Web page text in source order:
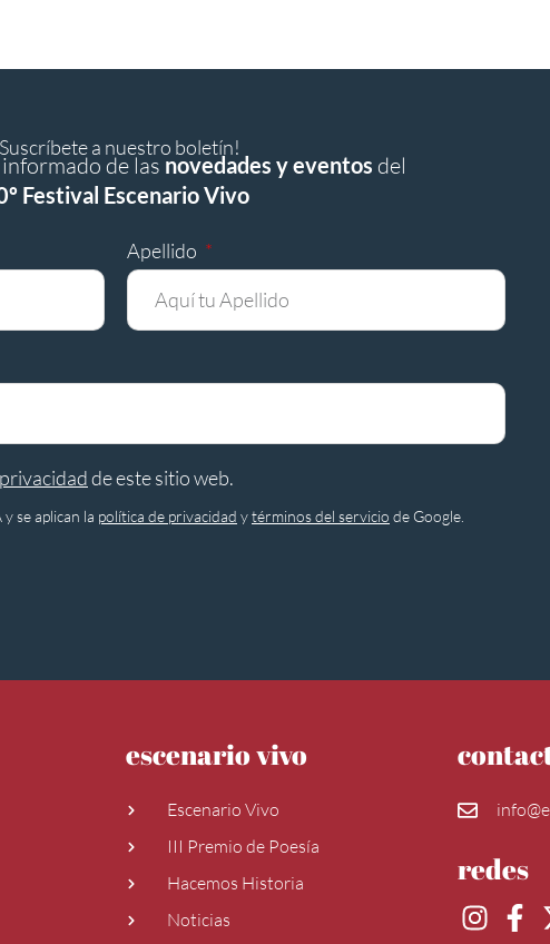
a nuestro boletín!
de las novedades y eventos del
Festival Escenario Vivo
Apellido
de este sitio web.
se aplican la política de privacidad ytérminos del servicio de Google.
escenario vivo
Escenario Vivo
III Premio de Poesía
Hacemos Historia
Noticias
redes